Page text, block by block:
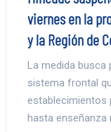
viernes en la
y la Región de
La medida busca
sistema frontal
establecimientos
hasta enseñanza